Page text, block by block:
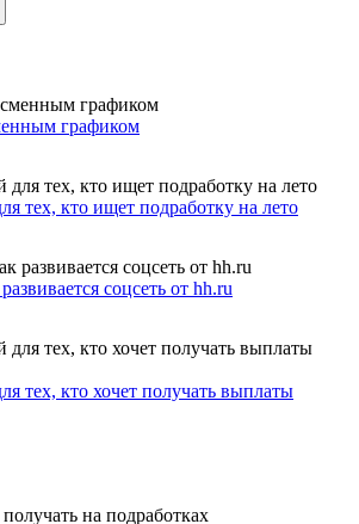
графиком
тех, кто ищет подработку на лето
соцсеть от hh.ru
тех, кто хочет получать выплаты